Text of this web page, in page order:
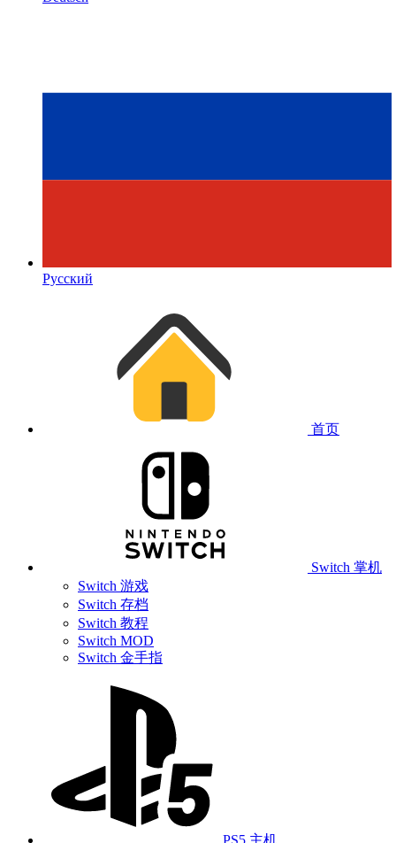
Русский
首页
Switch 掌机
Switch 游戏
Switch 存档
Switch 教程
Switch MOD
Switch 金手指